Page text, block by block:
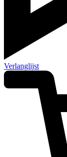
Verlanglijst